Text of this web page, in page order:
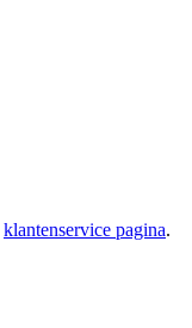
klantenservice pagina.